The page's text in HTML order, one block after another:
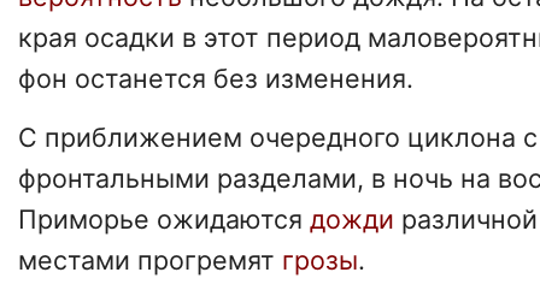
края осадки в этот период
фон останется без изменения.
С приближением очередного циклона
фронтальными разделами, в ночь на
Приморье ожидаются дожди
местами прогремят грозы.